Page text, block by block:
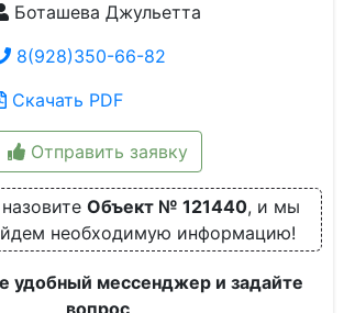
Боташева Джульетта
8(928)350-66-82
Скачать PDF
Отправить заявку
Объект № 121440, и мы
необходимую информацию!
удобный мессенджер и задайте
вопрос